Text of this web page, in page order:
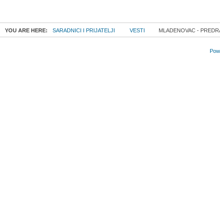
YOU ARE HERE: SARADNICI I PRIJATELJI VESTI MLADENOVAC -